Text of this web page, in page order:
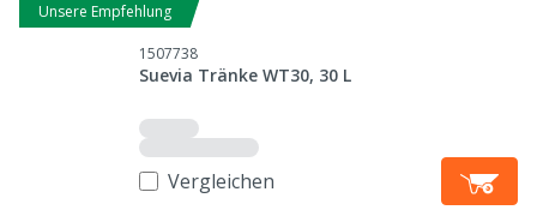
Unsere Empfehlung
1507738
Suevia Tränke WT30, 30 L
Vergleichen